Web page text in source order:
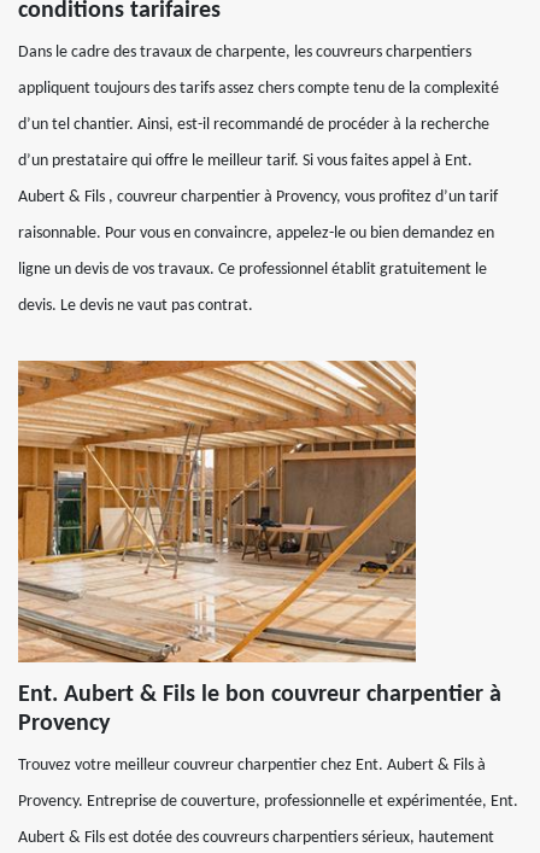
conditions tarifaires
Dans le cadre des travaux de charpente, les couvreurs charpentiers
appliquent toujours des tarifs assez chers compte tenu de la complexité
d’un tel chantier. Ainsi, est-il recommandé de procéder à la recherche
d’un prestataire qui offre le meilleur tarif. Si vous faites appel à Ent.
Aubert & Fils , couvreur charpentier à Provency, vous profitez d’un tarif
raisonnable. Pour vous en convaincre, appelez-le ou bien demandez en
ligne un devis de vos travaux. Ce professionnel établit gratuitement le
devis. Le devis ne vaut pas contrat.
Ent. Aubert & Fils le bon couvreur charpentier à
Provency
Trouvez votre meilleur couvreur charpentier chez Ent. Aubert & Fils à
Provency. Entreprise de couverture, professionnelle et expérimentée, Ent.
Aubert & Fils est dotée des couvreurs charpentiers sérieux, hautement